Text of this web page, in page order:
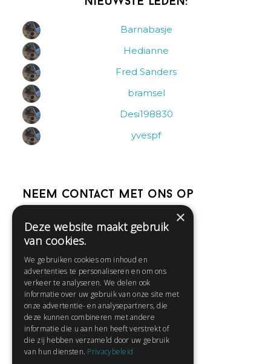
Barnabasje
Hedianne
Fred Sanders
bramsel
Desi198830
yvespf
Neem contact met ons op
Help
Contact
Huisregels
Snel naar:
Gratis aanmelden
×
Deze website maakt gebruik
van cookies.
We gebruiken cookies om inhoud en
advertenties te personaliseren en om ons
verkeer te analyseren. We delen ook
informatie over uw gebruik van onze site met
onze advertentie- en analysepartners, die
deze kunnen combineren met andere
informatie die u aan hen heeft verstrekt of
die zij hebben verzameld door uw gebruik
van hun diensten. Privacybeleid